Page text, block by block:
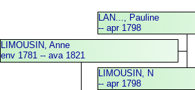
LIMOUSIN, Anne
env 1781 -- ava 1821
LAN..., Pauline
-- apr 1798
LIMOUSIN, N
-- apr 1798